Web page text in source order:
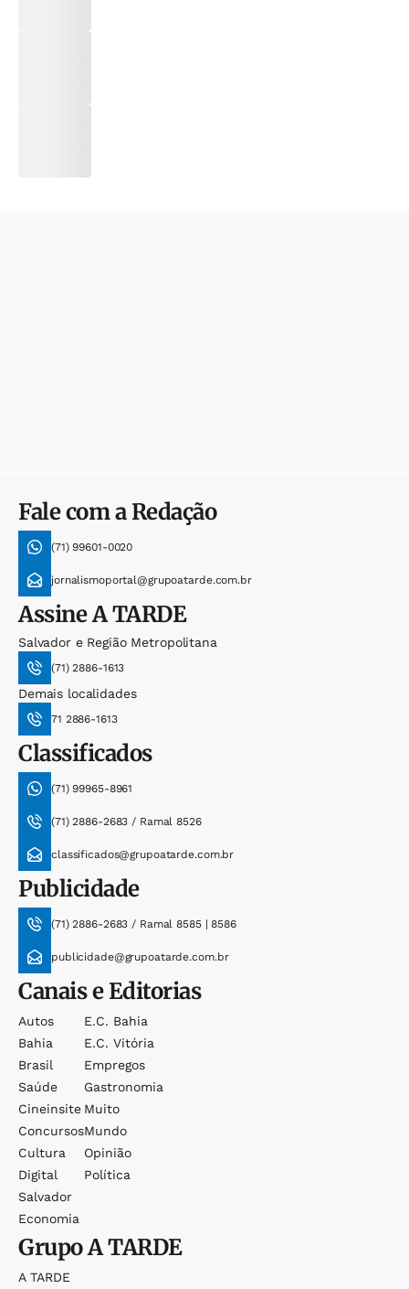
Fale com a Redação
(71) 99601-0020
jornalismoportal@grupoatarde.com.br
AssineA TARDE
Salvador e Região Metropolitana
(71) 2886-1613
Demais localidades
71 2886-1613
Classificados
(71) 99965-8961
(71) 2886-2683 / Ramal 8526
classificados@grupoatarde.com.br
Publicidade
(71) 2886-2683 / Ramal 8585 | 8586
publicidade@grupoatarde.com.br
Canais e Editorias
Autos
Bahia
Brasil
Saúde
Cineinsite
Concursos
Cultura
Digital
Salvador
Economia
E.c. Bahia
E.c. Vitória
Empregos
Gastronomia
Muito
Mundo
Opinião
Política
GrupoA TARDE
A TARDE